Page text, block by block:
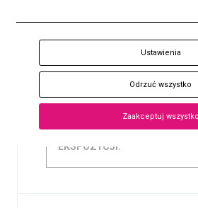
VINCENT VAN GOGH.
ODPOWIEDNICH WARUNKÓW
EKSPOZYCJI.
Ustawienia
Odrzuć wszystko
Zaakceptuj wszystko